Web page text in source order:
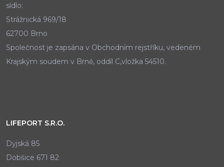
sídlo:
Strážnická 969/18
62700 Brno
Společnost je zapsána v Obchodním rejstříku, vedeném
Krajským soudem v Brně, oddíl C,vložka 54510.
LIFEPORT S.R.O.
Dyjská 85
Dobšice 671 82